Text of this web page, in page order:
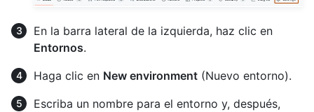
En la barra lateral de la izquierda, haz clic en
Entornos.
Haga clic en New environment (Nuevo entorno).
Escriba un nombre para el entorno y, después,